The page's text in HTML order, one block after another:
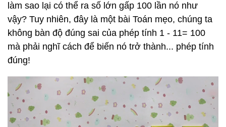
làm sao lại có thể ra số lớn gấp 100 lần nó như
vậy? Tuy nhiên, đây là một bài Toán mẹo, chúng ta
không bàn độ đúng sai của phép tính 1 - 11= 100
mà phải nghĩ cách để biến nó trở thành... phép tính
đúng!